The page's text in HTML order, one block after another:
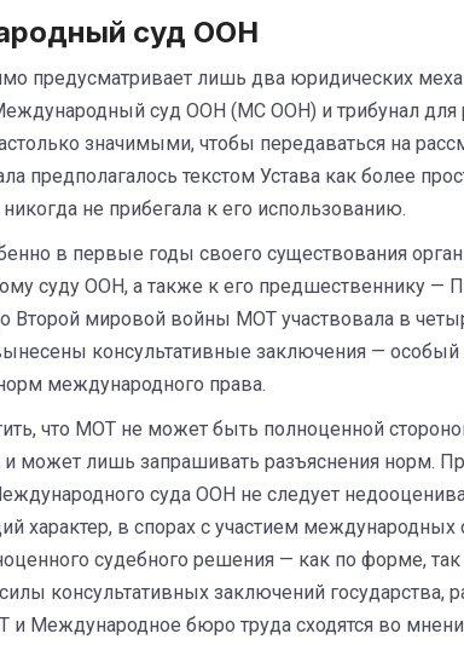
суд ООН
предусматривает лишь два юридических
суд ООН (МС ООН) и трибунал для
значимыми, чтобы передаваться на
предполагалось текстом Устава как более
не прибегала к его использованию.
в первые годы своего существования
суду ООН, а также к его предшественнику —
Второй мировой войны МОТ участвовала в
консультативные заключения —
международного права.
что МОТ не может быть полноценной
и может лишь запрашивать разъяснения норм.
суда ООН не следует
характер, в спорах с участием
судебного решения — как по форме,
консультативных заключений государства,
и Международное бюро труда сходятся во